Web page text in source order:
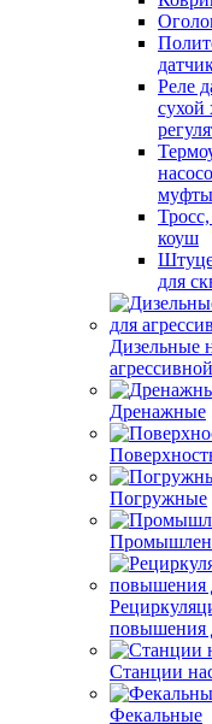
Реле
сухой
муфты
коуш
для
Дизельные
Дренажные
Погружные
повышения
Станции
Фекальные